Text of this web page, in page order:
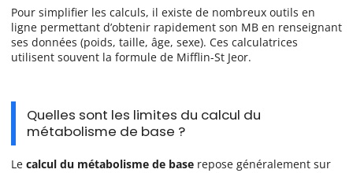
Pour simplifier les calculs, il existe de nombreux outils en
ligne permettant d’obtenir rapidement son MB en renseignant
ses données (poids, taille, âge, sexe). Ces calculatrices
utilisent souvent la formule de Mifflin-St Jeor.
Quelles sont les limites du calcul du
métabolisme de base ?
Le calcul du métabolisme de base repose généralement sur